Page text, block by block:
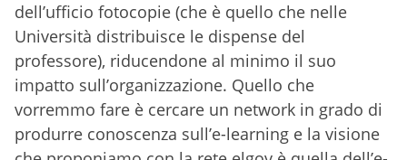
dell’ufficio fotocopie (che è quello che nelle
Università distribuisce le dispense del
professore), riducendone al minimo il suo
impatto sull’organizzazione. Quello che
vorremmo fare è cercare un network in grado di
produrre conoscenza sull’e-learning e la visione